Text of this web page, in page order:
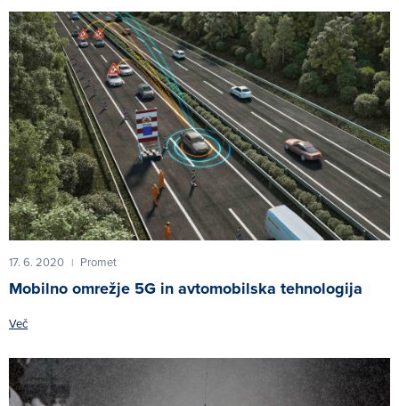
17. 6. 2020 | Promet
Mobilno omrežje 5G in avtomobilska tehnologija
Več